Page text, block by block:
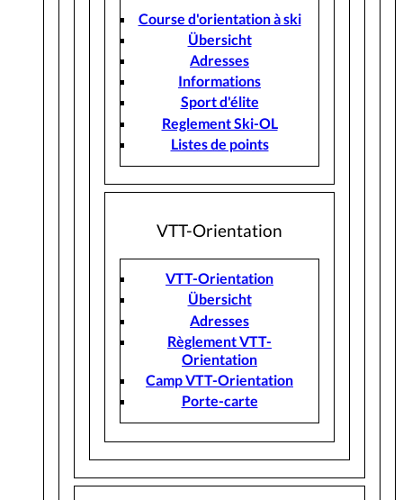
Course d'orientation à ski
Übersicht
Adresses
Informations
Sport d'élite
Reglement Ski-OL
Listes de points
VTT-Orientation
VTT-Orientation
Übersicht
Adresses
Règlement VTT-
Orientation
Camp VTT-Orientation
Porte-carte